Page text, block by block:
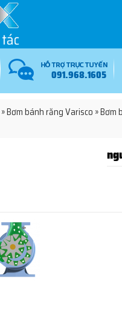
091.968.1605
»Bơm bánh răng Varisco »Bơm